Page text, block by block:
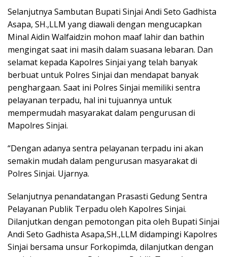
Selanjutnya Sambutan Bupati Sinjai Andi Seto Gadhista
Asapa, SH.,LLM yang diawali dengan mengucapkan
Minal Aidin Walfaidzin mohon maaf lahir dan bathin
mengingat saat ini masih dalam suasana lebaran. Dan
selamat kepada Kapolres Sinjai yang telah banyak
berbuat untuk Polres Sinjai dan mendapat banyak
penghargaan. Saat ini Polres Sinjai memiliki sentra
pelayanan terpadu, hal ini tujuannya untuk
mempermudah masyarakat dalam pengurusan di
Mapolres Sinjai.
“Dengan adanya sentra pelayanan terpadu ini akan
semakin mudah dalam pengurusan masyarakat di
Polres Sinjai. Ujarnya.
Selanjutnya penandatangan Prasasti Gedung Sentra
Pelayanan Publik Terpadu oleh Kapolres Sinjai.
Dilanjutkan dengan pemotongan pita oleh Bupati Sinjai
Andi Seto Gadhista Asapa,SH.,LLM didampingi Kapolres
Sinjai bersama unsur Forkopimda, dilanjutkan dengan